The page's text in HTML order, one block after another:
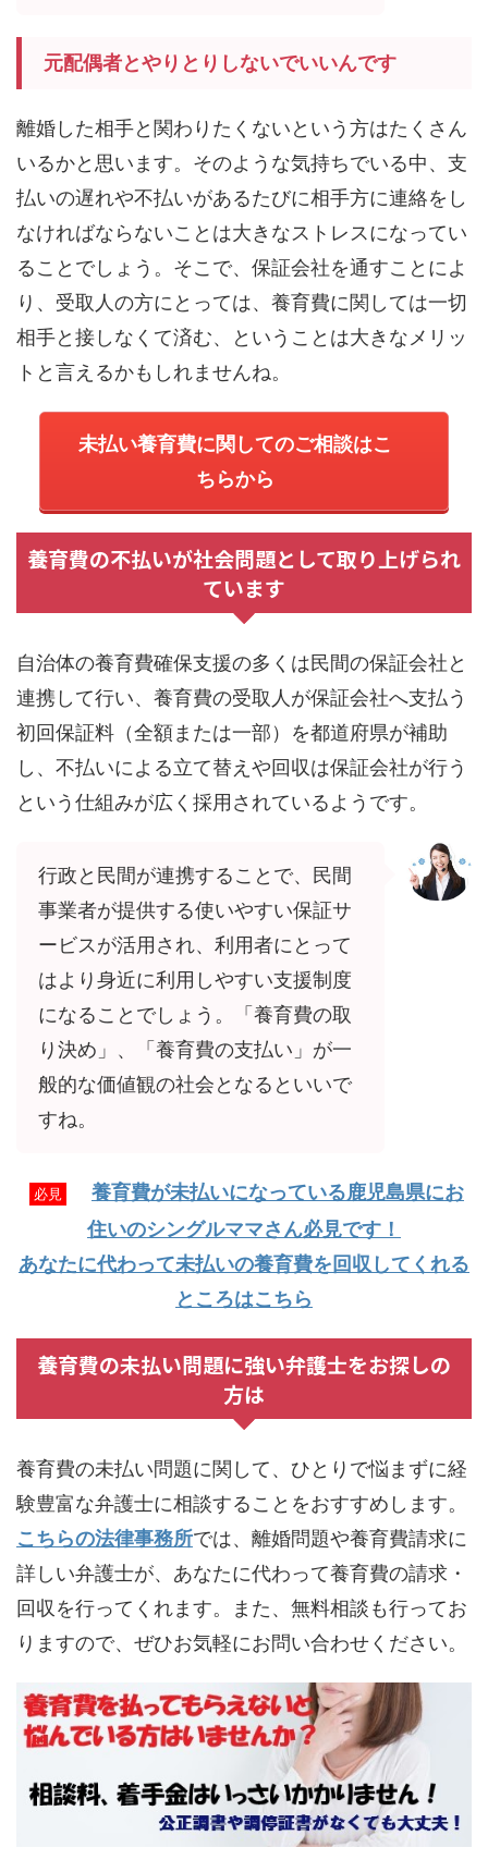
元配偶者とやりとりしないでいいんです
離婚した相手と関わりたくないという方はたくさん
いるかと思います。そのような気持ちでいる中、支
払いの遅れや不払いがあるたびに相手方に連絡をし
なければならないことは大きなストレスになってい
ることでしょう。そこで、保証会社を通すことによ
り、受取人の方にとっては、養育費に関しては一切
相手と接しなくて済む、ということは大きなメリッ
トと言えるかもしれませんね。
未払い養育費に関してのご相談はこ
ちらから
養育費の不払いが社会問題として取り上げられ
ています
自治体の養育費確保支援の多くは民間の保証会社と
連携して行い、養育費の受取人が保証会社へ支払う
初回保証料（全額または一部）を都道府県が補助
し、不払いによる立て替えや回収は保証会社が行う
という仕組みが広く採用されているようです。
行政と民間が連携することで、民間
事業者が提供する使いやすい保証サ
ービスが活用され、利用者にとって
はより身近に利用しやすい支援制度
になることでしょう。「養育費の取
り決め」、「養育費の支払い」が一
般的な価値観の社会となるといいで
すね。
必見
養育費が未払いになっている鹿児島県にお
住いのシングルママさん必見です！
あなたに代わって未払いの養育費を回収してくれる
ところはこちら
養育費の未払い問題に強い弁護士をお探しの
方は
養育費の未払い問題に関して、ひとりで悩まずに経
験豊富な弁護士に相談することをおすすめします。
こちらの法律事務所では、離婚問題や養育費請求に
詳しい弁護士が、あなたに代わって養育費の請求・
回収を行ってくれます。また、無料相談も行ってお
りますので、ぜひお気軽にお問い合わせください。